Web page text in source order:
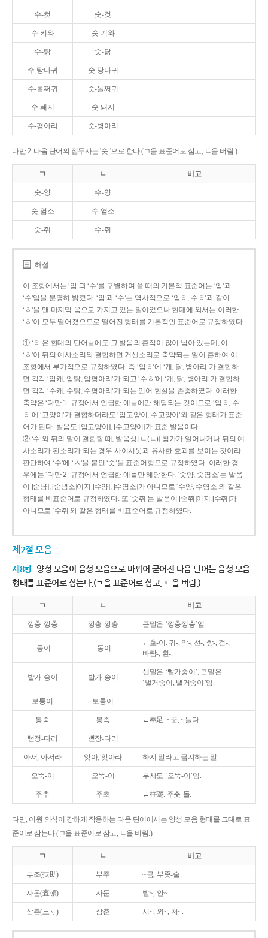
수-컷 숫-것
수-키와 숫-기와
수-탉 숫-닭
수-탕나귀 숫-당나귀
수-톨쩌귀 숫-돌쩌귀
수-퇘지 숫-돼지
수-평아리 숫-병아리
다만 2. 다음 단어의 접두사는 '숫-'으로 한다.(ㄱ을 표준어로 삼고, ㄴ을 버림.)
ㄱ ㄴ 비고
숫-양 수-양
숫-염소 수-염소
숫-쥐 수-쥐
해설
이 조항에서는 ‘암’과 ‘수’를 구별하여 쓸 때의 기본적 표준어는 ‘암’과
‘수’임을 분명히 밝혔다. ‘암’과 ‘수’는 역사적으로 ‘암ㅎ, 수ㅎ’과 같이
‘ㅎ’을 맨 마지막 음으로 가지고 있는 말이었으나 현대에 와서는 이러한
‘ㅎ’이 모두 떨어졌으므로 떨어진 형태를 기본적인 표준어로 규정하였다.
① ‘ㅎ’은 현대의 단어들에도 그 발음의 흔적이 많이 남아 있는데, 이
‘ㅎ’이 뒤의 예사소리와 결합하면 거센소리로 축약되는 일이 흔하여 이
조항에서 부가적으로 규정하였다. 즉 ‘암ㅎ’에 ‘개, 닭, 병아리’가 결합하
면 각각 ‘암캐, 암탉, 암평아리’가 되고 ‘수ㅎ’에 ‘개, 닭, 병아리’가 결합하
면 각각 ‘수캐, 수탉, 수평아리’가 되는 언어 현실을 존중하였다. 이러한
축약은 ‘다만 1’ 규정에서 언급한 예들에만 해당되는 것이므로 ‘암ㅎ, 수
ㅎ’에 ‘고양이’가 결합하더라도 ‘암고양이, 수고양이’와 같은 형태가 표준
어가 된다. 발음도 [암고양이], [수고양이]가 표준 발음이다.
② ‘수’와 뒤의 말이 결합할 때, 발음상 [ㄴ(ㄴ)] 첨가가 일어나거나 뒤의 예
사소리가 된소리가 되는 경우 사이시옷과 유사한 효과를 보이는 것이라
판단하여 ‘수’에 ‘ㅅ’을 붙인 ‘숫’을 표준어형으로 규정하였다. 이러한 경
우에는 ‘다만 2’ 규정에서 언급한 예들만 해당한다. ‘숫양, 숫염소’는 발음
이 [순냥], [순념소]이지 [수양], [수염소]가 아니므로 ‘수양, 수염소’와 같은
형태를 비표준어로 규정하였다. 또 ‘숫쥐’는 발음이 [숟쮜]이지 [수쥐]가
아니므로 ‘수쥐’와 같은 형태를 비표준어로 규정하였다.
제2절 모음
제8항 양성 모음이 음성 모음으로 바뀌어 굳어진 다음 단어는 음성 모음
형태를 표준어로 삼는다.(ㄱ을 표준어로 삼고, ㄴ을 버림.)
ㄱ ㄴ 비고
깡충-깡충 깡총-깡총 큰말은 ‘껑충껑충’임.
-둥이 -동이
←童-이. 귀-, 막-, 선-, 쌍-, 검-,
바람-, 흰-.
발가-숭이 발가-송이
센말은 ‘빨가숭이’, 큰말은
‘벌거숭이, 뻘거숭이’임.
보퉁이 보통이
봉죽 봉족 ←奉足. ~꾼, ~들다.
뻗정-다리 뻗장-다리
아서, 아서라 앗아, 앗아라 하지 말라고 금지하는 말.
오뚝-이 오똑-이 부사도 ‘오뚝-이’임.
주추 주초 ←柱礎. 주춧-돌.
다만, 어원 의식이 강하게 작용하는 다음 단어에서는 양성 모음 형태를 그대로 표
준어로 삼는다.(ㄱ을 표준어로 삼고, ㄴ을 버림.)
ㄱ ㄴ 비고
부조(扶助) 부주 ~금, 부좃-술.
사돈(査頓) 사둔 밭~, 안~.
삼촌(三寸) 삼춘 시~, 외~, 처~.